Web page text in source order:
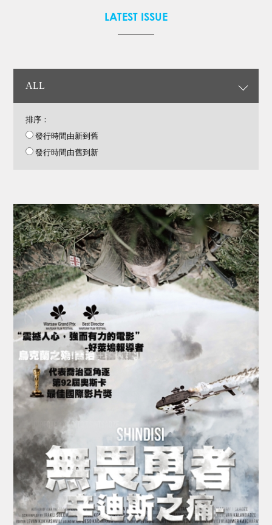
LATEST ISSUE
ALL
排序：
發行時間由新到舊
發行時間由舊到新